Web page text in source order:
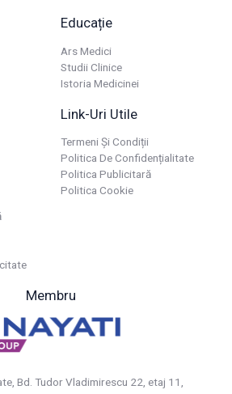
Educație
Ars Medici
Studii Clinice
Istoria Medicinei
Link-Uri Utile
Termeni Și Condiții
Politica De Confidențialitate
Politica Publicitară
Politica Cookie
Membru
Bd. Tudor Vladimirescu 22, etaj 11,